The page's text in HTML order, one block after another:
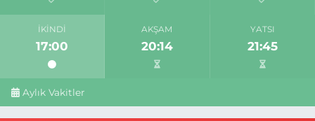
İKINDI
17:00
AKŞAM
20:14
YATSI
21:45
Aylık Vakitler